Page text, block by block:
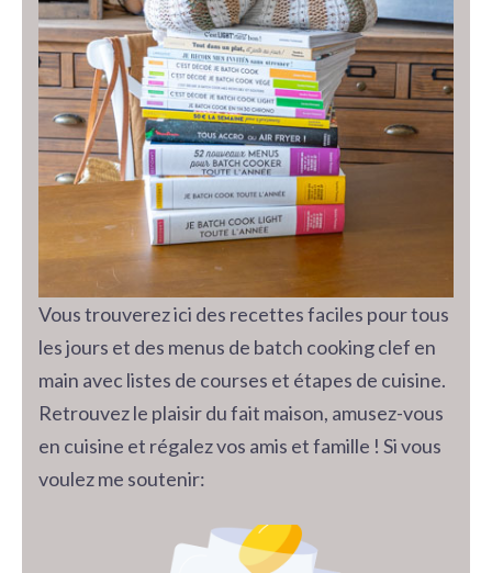
Vous trouverez ici des recettes faciles pour tous
les jours et des menus de batch cooking clef en
main avec listes de courses et étapes de cuisine.
Retrouvez le plaisir du fait maison, amusez-vous
en cuisine et régalez vos amis et famille ! Si vous
voulez me soutenir: